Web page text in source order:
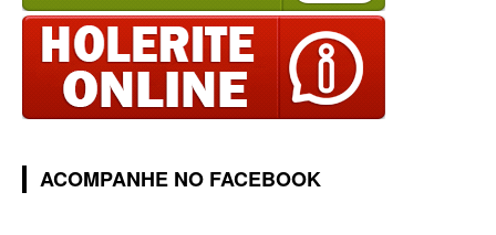
ACOMPANHE NO FACEBOOK